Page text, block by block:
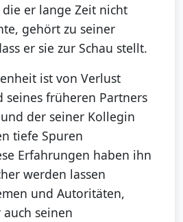
er lange Zeit nicht
gehört zu seiner
er sie zur Schau stellt.
ist von Verlust
seines früheren Partners
der seiner Kollegin
tiefe Spuren
Erfahrungen haben ihn
werden lassen
und Autoritäten,
seinen